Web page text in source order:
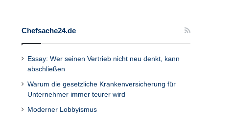
Chefsache24.de
Essay: Wer seinen Vertrieb nicht neu denkt, kann
abschließen
Warum die gesetzliche Krankenversicherung für
Unternehmer immer teurer wird
Moderner Lobbyismus